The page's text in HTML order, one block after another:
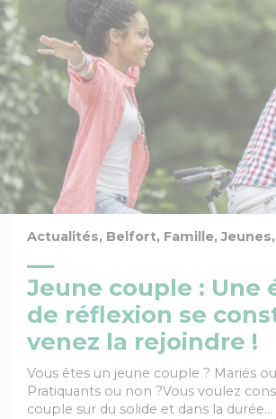
Actualités, Belfort, Famille,
Jeune couple : Une
de réflexion se
venez la rejoindre !
Vous êtes un jeune couple ? Mariés
Pratiquants ou non ?Vous voulez
couple sur du solide et dans la durée…